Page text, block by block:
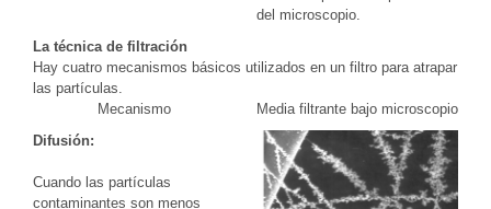
del microscopio.
La técnica de filtración
Hay cuatro mecanismos básicos utilizados en un filtro para atrapar
las partículas.
Mecanismo
Media filtrante bajo microscopio
Difusión:
Cuando las partículas
contaminantes son menos